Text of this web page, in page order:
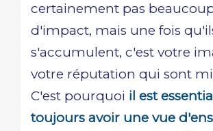
certainement pas
d'impact, mais une fois
s'accumulent, c'est votre
votre réputation qui sont
C'est pourquoi il est
toujours avoir une vue